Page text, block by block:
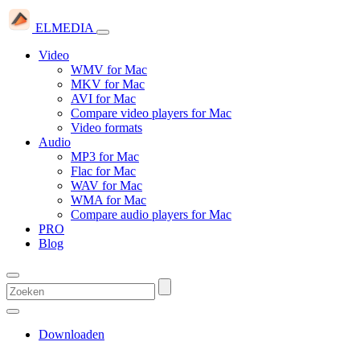
ELMEDIA
Video
WMV for Mac
MKV for Mac
AVI for Mac
Compare video players for Mac
Video formats
Audio
MP3 for Mac
Flac for Mac
WAV for Mac
WMA for Mac
Compare audio players for Mac
PRO
Blog
Downloaden